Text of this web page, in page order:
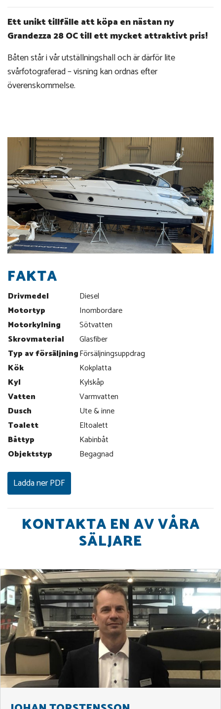
Ett unikt tillfälle att köpa en nästan ny
Grandezza 28 OC till ett mycket attraktivt pris!
Båten står i vår utställningshall och är därför lite
svårfotograferad – visning kan ordnas efter
överenskommelse.
FAKTA
Drivmedel
Diesel
Motortyp
Inombordare
Motorkylning
Sötvatten
Skrovmaterial
Glasfiber
Typ av försäljningFörsäljningsuppdrag
Kök
Kokplatta
Kyl
Kylskåp
Vatten
Varmvatten
Dusch
Ute & inne
Toalett
Eltoalett
Båttyp
Kabinbåt
Objektstyp
Begagnad
Ladda ner PDF
KONTAKTA EN AV VÅRA
SÄLJARE